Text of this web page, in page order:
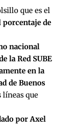
que es el
porcentaje de
nacional
la Red SUBE
en la
de Buenos
líneas que
por Axel